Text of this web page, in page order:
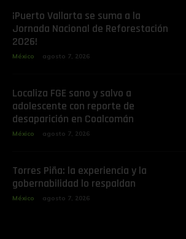
¡Puerto Vallarta se suma a la
Jornada Nacional de Reforestación
2026!
México agosto 7, 2026
Localiza FGE sano y salvo a
adolescente con reporte de
desaparición en Coalcomán
México agosto 7, 2026
Torres Piña: la experiencia y la
gobernabilidad lo respaldan
México agosto 7, 2026